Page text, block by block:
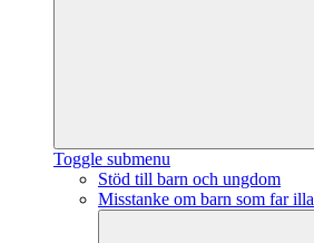
Toggle submenu
Stöd till barn och ungdom
Misstanke om barn som far illa